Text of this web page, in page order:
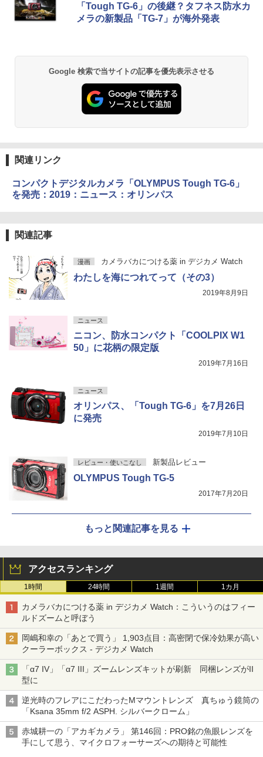
「Tough TG-6」の後継？タフネス防水カ
メラの新製品「TG-7」が海外発表
Google 検索で当サイトの記事を優先表示させる
関連リンク
コンパクトデジタルカメラ「OLYMPUS Tough TG-6」
を発売：2019：ニュース：オリンパス
関連記事
漫画 カメラバカにつける薬 in デジカメ Watch
わたしを海につれてって（その3）
2019年8月9日
ニュース
ニコン、防水コンパクト「COOLPIX W1
50」に花柄の限定版
2019年7月16日
ニュース
オリンパス、「Tough TG-6」を7月26日
に発売
2019年7月10日
レビュー・使いこなし 新製品レビュー
OLYMPUS Tough TG-5
2017年7月20日
もっと関連記事を見る
アクセスランキング
1時間 24時間 1週間 1カ月
カメラバカにつける薬 in デジカメ Watch：こういうのはフィー
ルドズームと呼ぼう
岡嶋和幸の「あとで買う」 1,903点目：高密閉で保冷効果が高い
クーラーボックス - デジカメ Watch
「α7 IV」「α7 III」ズームレンズキットが刷新 同梱レンズがII
型に
逆光時のフレアにこだわったMマウントレンズ 真ちゅう鏡筒の
「Ksana 35mm f/2 ASPH. シルバークローム」
赤城耕一の「アカギカメラ」 第146回：PRO銘の魚眼レンズを
手にして思う、マイクロフォーサーズへの期待と可能性